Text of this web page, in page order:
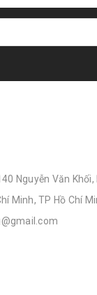
Nguyễn Văn
Minh, TP Hồ Chí